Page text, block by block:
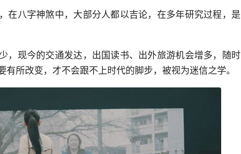
在八字神煞中，大部分人都以吉论，在多年研究过程，是
，现今的交通发达，出国读书、出外旅游机会增多，随时
所改变，才不会跟不上时代的脚步，被视为迷信之学。